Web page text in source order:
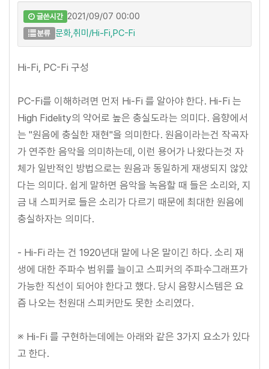
글쓴시간 2021/09/07 00:00
분류 문화,취미/Hi-Fi,PC-Fi
Hi-Fi, PC-Fi 구성
PC-Fi를 이해하려면 먼저 Hi-Fi 를 알아야 한다. Hi-Fi 는
High Fidelity의 약어로 높은 충실도라는 의미다. 음향에서
는 "원음에 충실한 재현"을 의미한다. 원음이라는건 작곡자
가 연주한 음악을 의미하는데, 이런 용어가 나왔다는것 자
체가 일반적인 방법으로는 원음과 동일하게 재생되지 않았
다는 의미다. 쉽게 말하면 음악을 녹음할 때 들은 소리와, 지
금 내 스피커로 들은 소리가 다르기 때문에 최대한 원음에
충실하자는 의미다.
- Hi-Fi 라는 건 1920년대 말에 나온 말이긴 하다. 소리 재
생에 대한 주파수 범위를 늘이고 스피커의 주파수그래프가
가능한 직선이 되어야 한다고 했다. 당시 음향시스템은 요
즘 나오는 천원대 스피커만도 못한 소리였다.
※ Hi-Fi 를 구현하는데에는 아래와 같은 3가지 요소가 있다
고 한다.